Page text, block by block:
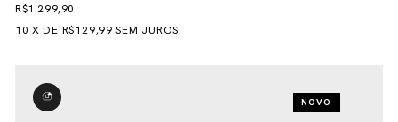
R$1.299,90
10 XDE R$129,99 SEM JUROS
NOVO